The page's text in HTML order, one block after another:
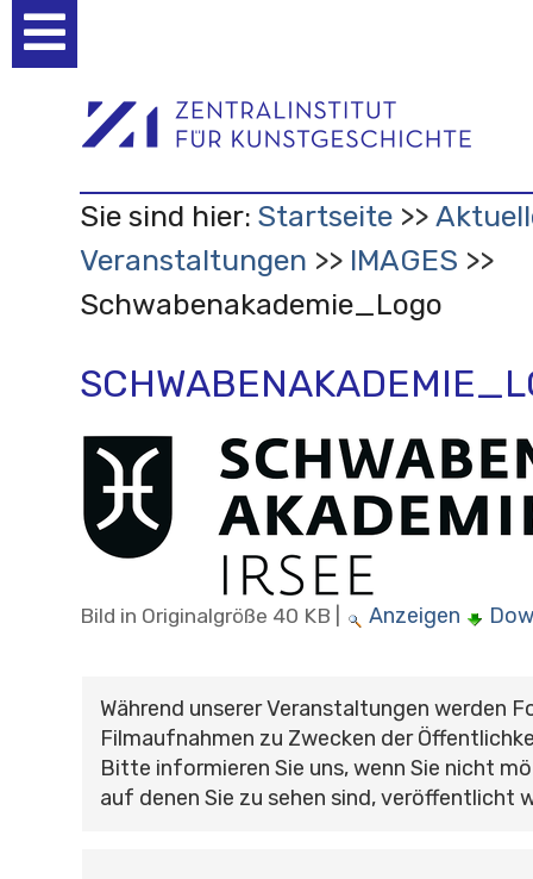
Werkzeuge
Sie sind hier: Startseite
Veranstaltungen
IMAGES
Schwabenakademie_Logo
Bild in Originalgröße 40 KB Anzeigen
Während unserer Veranstaltungen werden
Filmaufnahmen zu Zwecken der
Bitte informieren Sie uns, wenn Sie nicht
auf denen Sie zu sehen sind, veröffentlicht